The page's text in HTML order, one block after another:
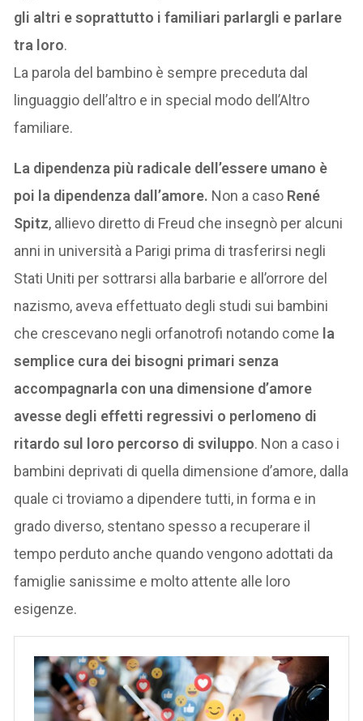
gli altri e soprattutto i familiari parlargli e parlare
tra loro.
La parola del bambino è sempre preceduta dal
linguaggio dell’altro e in special modo dell’Altro
familiare.
La dipendenza più radicale dell’essere umano è
poi la dipendenza dall’amore. Non a caso René
Spitz, allievo diretto di Freud che insegnò per alcuni
anni in università a Parigi prima di trasferirsi negli
Stati Uniti per sottrarsi alla barbarie e all’orrore del
nazismo, aveva effettuato degli studi sui bambini
che crescevano negli orfanotrofi notando come la
semplice cura dei bisogni primari senza
accompagnarla con una dimensione d’amore
avesse degli effetti regressivi o perlomeno di
ritardo sul loro percorso di sviluppo. Non a caso i
bambini deprivati di quella dimensione d’amore, dalla
quale ci troviamo a dipendere tutti, in forma e in
grado diverso, stentano spesso a recuperare il
tempo perduto anche quando vengono adottati da
famiglie sanissime e molto attente alle loro
esigenze.